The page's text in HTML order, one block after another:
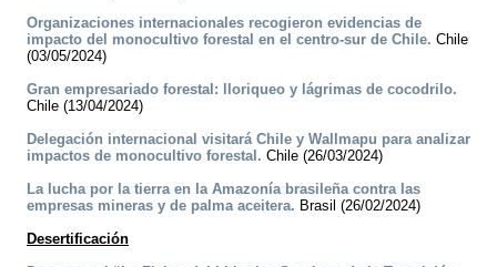
Organizaciones internacionales recogieron evidencias de
impacto del monocultivo forestal en el centro-sur de Chile. Chile
(03/05/2024)
Gran empresariado forestal: lloriqueo y lágrimas de cocodrilo.
Chile (13/04/2024)
Delegación internacional visitará Chile y Wallmapu para analizar
impactos de monocultivo forestal. Chile (26/03/2024)
La lucha por la tierra en la Amazonía brasileña contra las
empresas mineras y de palma aceitera. Brasil (26/02/2024)
Desertificación